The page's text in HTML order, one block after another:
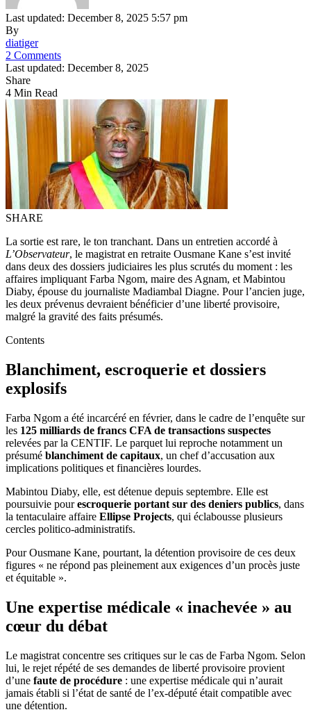
Last updated: December 8, 2025 5:57 pm
By
diatiger
2 Comments
Last updated: December 8, 2025
Share
4 Min Read
SHARE
La sortie est rare, le ton tranchant. Dans un entretien accordé à
L’Observateur, le magistrat en retraite Ousmane Kane s’est invité
dans deux des dossiers judiciaires les plus scrutés du moment : les
affaires impliquant Farba Ngom, maire des Agnam, et Mabintou
Diaby, épouse du journaliste Madiambal Diagne. Pour l’ancien juge,
les deux prévenus devraient bénéficier d’une liberté provisoire,
malgré la gravité des faits présumés.
Contents
Blanchiment, escroquerie et dossiers
explosifs
Farba Ngom a été incarcéré en février, dans le cadre de l’enquête sur
les 125 milliards de francs CFA de transactions suspectes
relevées par la CENTIF. Le parquet lui reproche notamment un
présumé blanchiment de capitaux, un chef d’accusation aux
implications politiques et financières lourdes.
Mabintou Diaby, elle, est détenue depuis septembre. Elle est
poursuivie pourescroquerie portant sur des deniers publics, dans
la tentaculaire affaire Ellipse Projects, qui éclabousse plusieurs
cercles politico-administratifs.
Pour Ousmane Kane, pourtant, la détention provisoire de ces deux
figures « ne répond pas pleinement aux exigences d’un procès juste
et équitable ».
Une expertise médicale « inachevée » au
cœur du débat
Le magistrat concentre ses critiques sur le cas de Farba Ngom. Selon
lui, le rejet répété de ses demandes de liberté provisoire provient
d’une faute de procédure : une expertise médicale qui n’aurait
jamais établi si l’état de santé de l’ex-député était compatible avec
une détention.